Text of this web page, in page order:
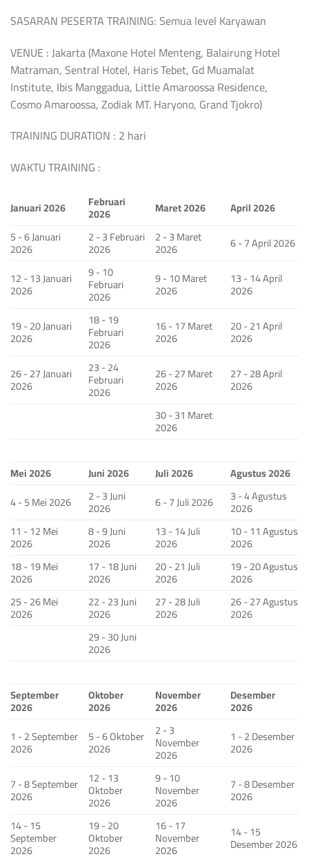
SASARAN PESERTA TRAINING: Semua level Karyawan
VENUE : Jakarta (Maxone Hotel Menteng, Balairung Hotel
Matraman, Sentral Hotel, Haris Tebet, Gd Muamalat
Institute, Ibis Manggadua, Little Amaroossa Residence,
Cosmo Amaroossa, Zodiak MT. Haryono, Grand Tjokro)
TRAINING DURATION : 2 hari
WAKTU TRAINING :
Januari 2026 Februari
2026 Maret 2026
April 2026
5 - 6 Januari
2026
2 - 3 Februari
2026
2 - 3 Maret
2026
6 - 7 April 2026
12 - 13 Januari
2026
9 - 10
Februari
2026
9 - 10 Maret
2026
13 - 14 April
2026
19 - 20 Januari
2026
18 - 19
Februari
2026
16 - 17 Maret
2026
20 - 21 April
2026
26 - 27 Januari
2026
23 - 24
Februari
2026
26 - 27 Maret
2026
27 - 28 April
2026
30 - 31 Maret
2026
Mei 2026 Juni 2026 Juli 2026
Agustus 2026
4 - 5 Mei 2026
2 - 3 Juni
2026 6 - 7 Juli 2026 3 - 4 Agustus
2026
11 - 12 Mei
2026
8 - 9 Juni
2026
13 - 14 Juli
2026
10 - 11 Agustus
2026
18 - 19 Mei
2026
17 - 18 Juni
2026
20 - 21 Juli
2026
19 - 20 Agustus
2026
25 - 26 Mei
2026
22 - 23 Juni
2026
27 - 28 Juli
2026
26 - 27 Agustus
2026
29 - 30 Juni
2026
September
2026
Oktober
2026
November
2026
Desember
2026
1 - 2 September
2026
5 - 6 Oktober
2026
2 - 3
November
2026
1 - 2 Desember
2026
7 - 8 September
2026
12 - 13
Oktober
2026
9 - 10
November
2026
7 - 8 Desember
2026
14 - 15
September
2026
19 - 20
Oktober
2026
16 - 17
November
2026
14 - 15
Desember 2026